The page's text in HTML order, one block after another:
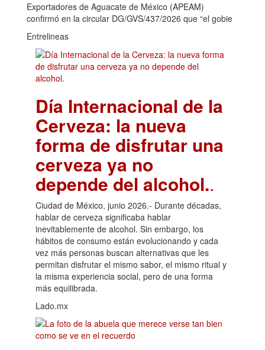
Exportadores de Aguacate de México (APEAM)
confirmó en la circular DG/GVS/437/2026 que “el gobie
Entrelineas
Día Internacional de la
Cerveza: la nueva
forma de disfrutar una
cerveza ya no
depende del alcohol..
Ciudad de México, junio 2026.- Durante décadas,
hablar de cerveza significaba hablar
inevitablemente de alcohol. Sin embargo, los
hábitos de consumo están evolucionando y cada
vez más personas buscan alternativas que les
permitan disfrutar el mismo sabor, el mismo ritual y
la misma experiencia social, pero de una forma
más equilibrada.
Lado.mx